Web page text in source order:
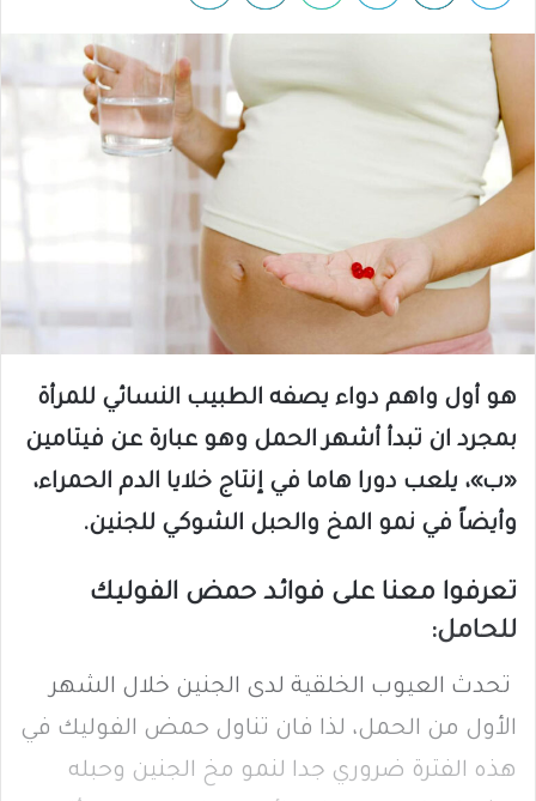
هو أول واهم دواء يصفه الطبيب النسائي للمرأة
بمجرد ان تبدأ أشهر الحمل وهو عبارة عن فيتامين
«ب»، يلعب دورا هاما في إنتاج خلايا الدم الحمراء،
وأيضاً في نمو المخ والحبل الشوكي للجنين.
تعرفوا معنا على فوائد حمض الفوليك
للحامل:
تحدث العيوب الخلقية لدى الجنين خلال الشهر
الأول من الحمل، لذا فان تناول حمض الفوليك في
هذه الفترة ضروري جدا لنمو مخ الجنين وحبله